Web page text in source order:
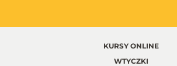
KURSY ONLINE
WTYCZKI